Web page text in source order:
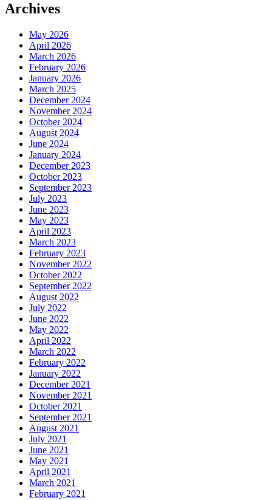
Archives
May 2026
April 2026
March 2026
February 2026
January 2026
March 2025
December 2024
November 2024
October 2024
August 2024
June 2024
January 2024
December 2023
October 2023
September 2023
July 2023
June 2023
May 2023
April 2023
March 2023
February 2023
November 2022
October 2022
September 2022
August 2022
July 2022
June 2022
May 2022
April 2022
March 2022
February 2022
January 2022
December 2021
November 2021
October 2021
September 2021
August 2021
July 2021
June 2021
May 2021
April 2021
March 2021
February 2021